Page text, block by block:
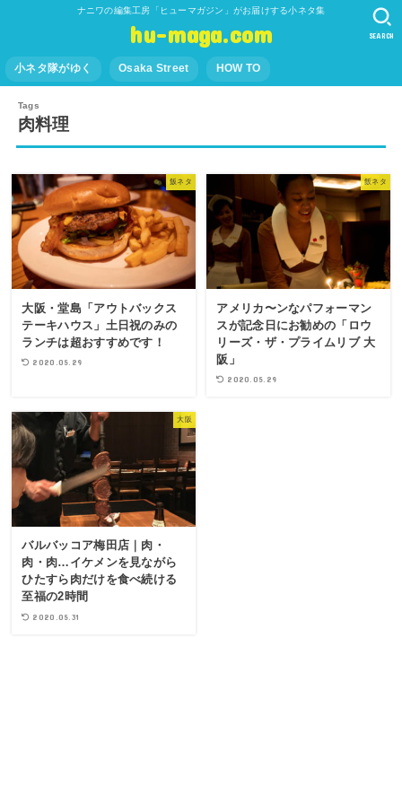
ナニワの編集工房「ヒューマガジン」がお届けする小ネタ集
hu-maga.com
小ネタ隊がゆく Osaka Street HOW TO
SEARCH
肉料理
飯ネタ
大阪・堂島「アウトバックス
テーキハウス」土日祝のみの
ランチは超おすすめです！
2020.05.29
飯ネタ
アメリカ〜ンなパフォーマン
スが記念日にお勧めの「ロウ
リーズ・ザ・プライムリブ 大
阪」
2020.05.29
大阪
バルバッコア梅田店｜肉・
肉・肉…イケメンを見ながら
ひたすら肉だけを食べ続ける
至福の2時間
2020.05.31